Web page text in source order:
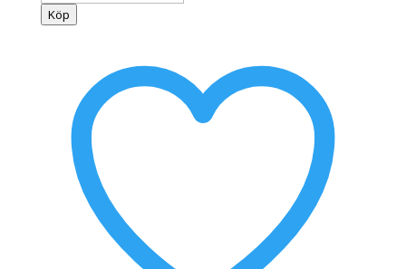
Calvente
Köp